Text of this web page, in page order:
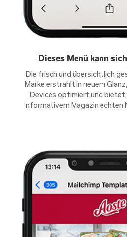
Dieses Menü kann
Die frisch und übersichtlich
Marke erstrahlt in neuem
Devices optimiert und bietet
informativem Magazin echten